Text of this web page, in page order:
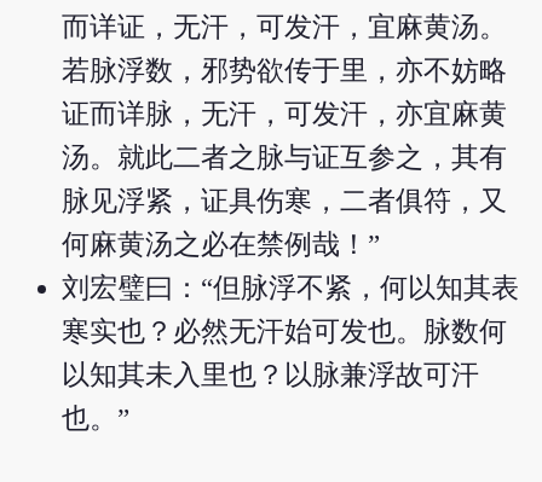
而详证，无汗，可发汗，宜麻黄汤。
若脉浮数，邪势欲传于里，亦不妨略
证而详脉，无汗，可发汗，亦宜麻黄
汤。就此二者之脉与证互参之，其有
脉见浮紧，证具伤寒，二者俱符，又
何麻黄汤之必在禁例哉！”
刘宏璧曰：“但脉浮不紧，何以知其表
寒实也？必然无汗始可发也。脉数何
以知其未入里也？以脉兼浮故可汗
也。”